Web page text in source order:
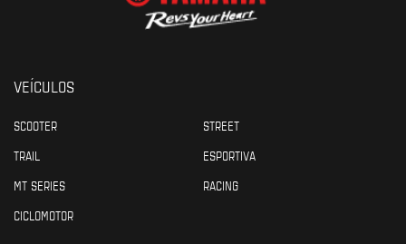
VEÍCULOS
SCOOTER
STREET
TRAIL
ESPORTIVA
MT SERIES
RACING
CICLOMOTOR